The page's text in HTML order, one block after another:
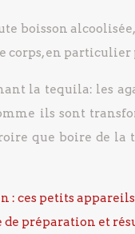
boisson
corps, en particulier
la tequila: les
ils sont
que boire de la
: ces petits
préparation et